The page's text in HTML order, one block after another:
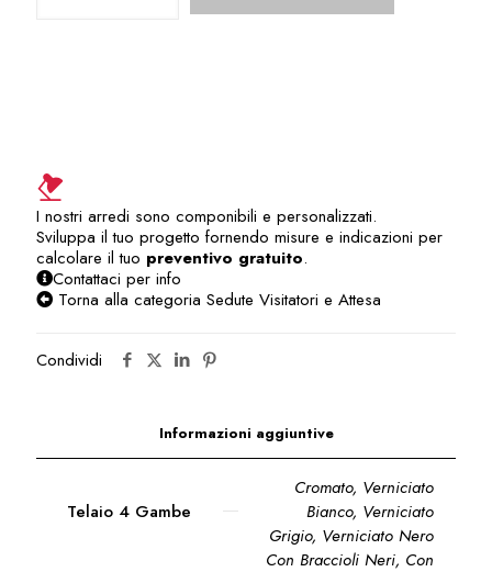
/
sala
corsi
SVA206US
quantità
I nostri arredi sono componibili e personalizzati.
Sviluppa il tuo progetto fornendo misure e indicazioni per
calcolare il tuo preventivo gratuito.
Contattaci per info
Torna alla categoria Sedute Visitatori e Attesa
Condividi
Informazioni aggiuntive
Telaio 4 Gambe
Cromato, Verniciato
Bianco, Verniciato
Grigio, Verniciato Nero
Con Braccioli Neri, Con